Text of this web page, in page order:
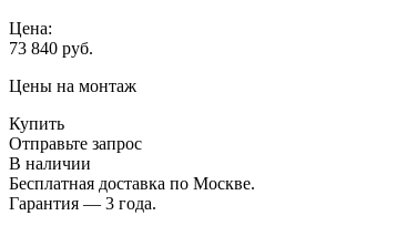
Цена:
73 840 руб.
Цены на монтаж
Купить
Отправьте запрос
В наличии
Бесплатная доставка по Москве.
Гарантия — 3 года.